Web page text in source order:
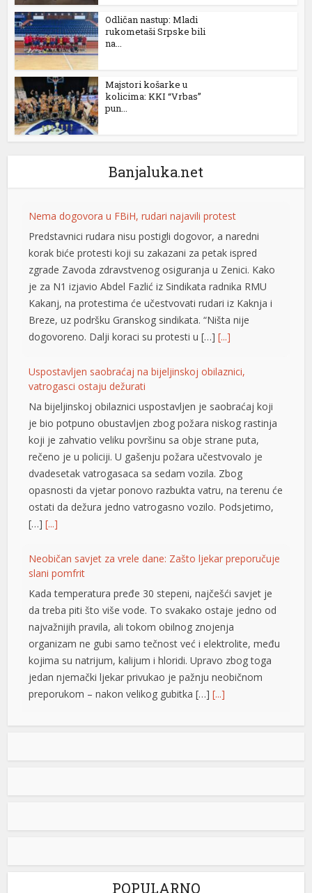
Odličan nastup: Mladi
rukometaši Srpske bili
na...
Majstori košarke u
kolicima: KKI “Vrbas”
pun...
Banjaluka.net
Nema dogovora u FBiH, rudari najavili protest
Predstavnici rudara nisu postigli dogovor, a naredni
korak biće protesti koji su zakazani za petak ispred
zgrade Zavoda zdravstvenog osiguranja u Zenici. Kako
je za N1 izjavio Abdel Fazlić iz Sindikata radnika RMU
Kakanj, na protestima će učestvovati rudari iz Kaknja i
Breze, uz podršku Granskog sindikata. “Ništa nije
dogovoreno. Dalji koraci su protesti u […][...]
Uspostavljen saobraćaj na bijeljinskoj obilaznici,
vatrogasci ostaju dežurati
Na bijeljinskoj obilaznici uspostavljen je saobraćaj koji
je bio potpuno obustavljen zbog požara niskog rastinja
koji je zahvatio veliku površinu sa obje strane puta,
rečeno je u policiji. U gašenju požara učestvovalo je
dvadesetak vatrogasaca sa sedam vozila. Zbog
opasnosti da vjetar ponovo razbukta vatru, na terenu će
ostati da dežura jedno vatrogasno vozilo. Podsjetimo,
[…][...]
Neobičan savjet za vrele dane: Zašto ljekar preporučuje
slani pomfrit
Kada temperatura pređe 30 stepeni, najčešći savjet je
da treba piti što više vode. To svakako ostaje jedno od
najvažnijih pravila, ali tokom obilnog znojenja
organizam ne gubi samo tečnost već i elektrolite, među
kojima su natrijum, kalijum i hloridi. Upravo zbog toga
jedan njemački ljekar privukao je pažnju neobičnom
preporukom – nakon velikog gubitka […][...]
Opet izdvajanja za Ćirilični park: Ni dvije godine nakon
Ni dvije godine nakon otvaranja, Ćirilični park u Banjaluci
odobrila je dodatne radove na parkovskim stazama i
Konačnom Odlukom o izboru najpovoljnijeg ponuđača
ponuđača „ABC SOLUTIONS“ d.o.o. Banja Luka i
„Kozaraputevi“ d.o.o. […][...]